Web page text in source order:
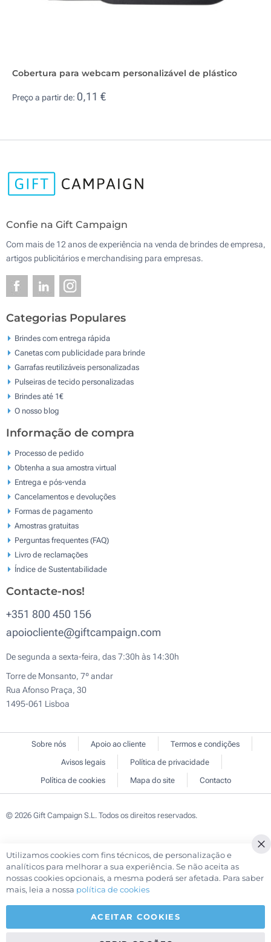
Cobertura para webcam personalizável de plástico
Preço a partir de: 0,11 €
Confie na Gift Campaign
Com mais de 12 anos de experiência na venda de brindes de empresa,
artigos publicitários e merchandising para empresas.
Categorias Populares
Brindes com entrega rápida
Canetas com publicidade para brinde
Garrafas reutilizáveis personalizadas
Pulseiras de tecido personalizadas
Brindes até 1€
O nosso blog
Informação de compra
Processo de pedido
Obtenha a sua amostra virtual
Entrega e pós-venda
Cancelamentos e devoluções
Formas de pagamento
Amostras gratuitas
Perguntas frequentes (FAQ)
Livro de reclamaçōes
Índice de Sustentabilidade
Contacte-nos!
+351 800 450 156
apoiocliente@giftcampaign.com
De segunda a sexta-feira, das 7:30h às 14:30h
Torre de Monsanto, 7º andar
Rua Afonso Praça, 30
1495-061 Lisboa
Sobre nós Apoio ao cliente
Termos e condições
Avisos legais
Política de privacidade
Política de cookies
Mapa do site Contacto
© 2026 Gift Campaign S.L. Todos os direitos reservados.
Utilizamos cookies com fins técnicos, de personalização e
analíticos para melhorar a sua experiência. Se não aceita as
nossas cookies opcionais, a mesma poderá ser afetada. Para saber
mais, leia a nossa política de cookies
ACEITAR COOKIES